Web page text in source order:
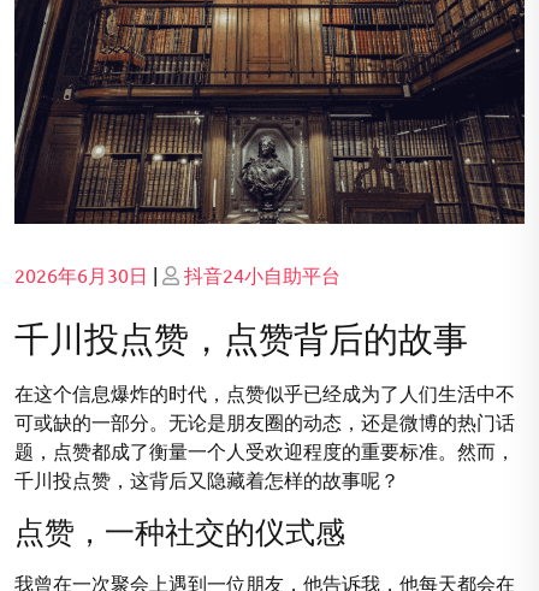
Posted
2026年6月30日 | Posted
抖音24小自助平台
千川投点赞，点赞背后的故事
在这个信息爆炸的时代，点赞似乎已经成为了人们生活中不
可或缺的一部分。无论是朋友圈的动态，还是微博的热门话
题，点赞都成了衡量一个人受欢迎程度的重要标准。然而，
千川投点赞，这背后又隐藏着怎样的故事呢？
点赞，一种社交的仪式感
我曾在一次聚会上遇到一位朋友，他告诉我，他每天都会在